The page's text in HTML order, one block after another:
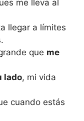
me lleva al
llegar a límites
que me
lado, mi vida
cuando estás